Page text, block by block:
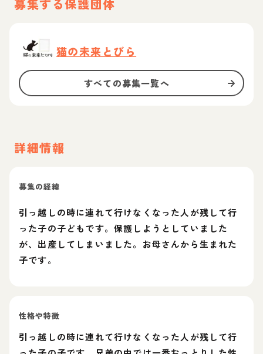
募集する保護団体
猫の未来とびら
すべての募集一覧へ
詳細情報
募集の経緯
引っ越しの時に連れて行けなくなった人が残して行
った子の子どもです。保護しようとしていました
が、出産してしまいました。お母さんから生まれた
子です。
性格や特徴
引っ越しの時に連れて行けなくなった人が残して行